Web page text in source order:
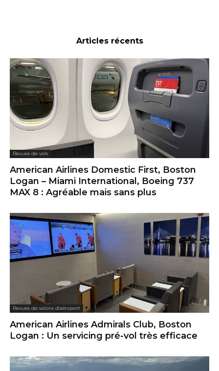
Articles récents
Revues de vols
American Airlines Domestic First, Boston
Logan – Miami International, Boeing 737
MAX 8 : Agréable mais sans plus
Revues de salons d'aéroport
American Airlines Admirals Club, Boston
Logan : Un servicing pré-vol très efficace